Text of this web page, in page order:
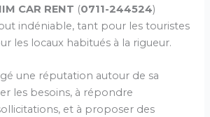
CAR RENT (0711-244524)
indéniable, tant pour les touristes
les locaux habitués à la rigueur.
une réputation autour de sa
les besoins, à répondre
et à proposer des